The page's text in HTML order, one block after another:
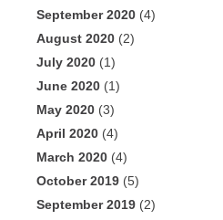
September 2020 (4)
August 2020 (2)
July 2020 (1)
June 2020 (1)
May 2020 (3)
April 2020 (4)
March 2020 (4)
October 2019 (5)
September 2019 (2)